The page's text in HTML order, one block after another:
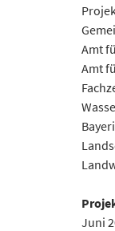
Amt
Amt
Juni